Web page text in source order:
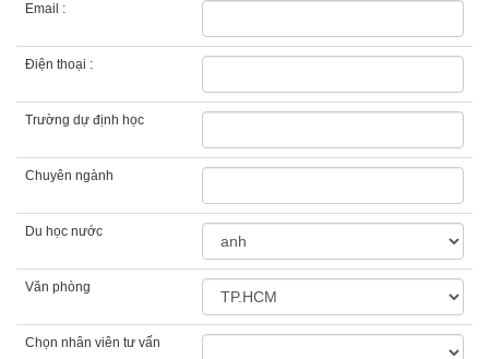
Email :
Điện thoại :
Trường dự định học
Chuyên ngành
Du học nước
Văn phòng
Chọn nhân viên tư vấn